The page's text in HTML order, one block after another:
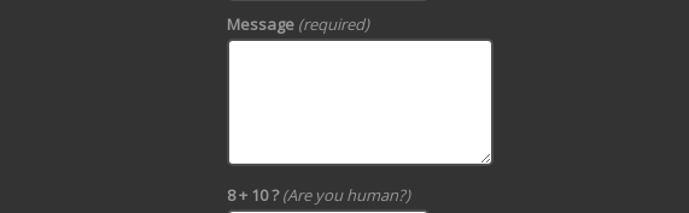
Message (required)
8 + 10 ?(Are you human?)